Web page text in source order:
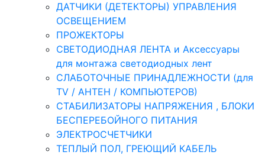
ДАТЧИКИ (ДЕТЕКТОРЫ) УПРАВЛЕНИЯ
ОСВЕЩЕНИЕМ
ПРОЖЕКТОРЫ
СВЕТОДИОДНАЯ ЛЕНТА и Аксессуары
для монтажа светодиодных лент
СЛАБОТОЧНЫЕ ПРИНАДЛЕЖНОСТИ (для
TV / АНТЕН / КОМПЬЮТЕРОВ)
СТАБИЛИЗАТОРЫ НАПРЯЖЕНИЯ , БЛОКИ
БЕСПЕРЕБОЙНОГО ПИТАНИЯ
ЭЛЕКТРОСЧЕТЧИКИ
ТЕПЛЫЙ ПОЛ, ГРЕЮЩИЙ КАБЕЛЬ